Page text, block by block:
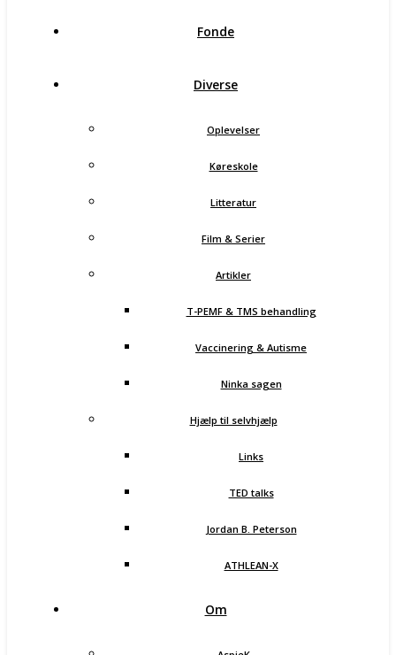
Fonde
Diverse
Oplevelser
Køreskole
Litteratur
Film & Serier
Artikler
T-PEMF & TMS behandling
Vaccinering & Autisme
Ninka sagen
Hjælp til selvhjælp
Links
TED talks
Jordan B. Peterson
ATHLEAN-X
Om